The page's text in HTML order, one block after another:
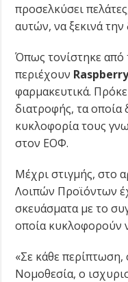
προσελκύσει
αυτών, να ξεκινά
Όπως τονίστηκε από
περιέχουν
φαρμακευτικά.
διατροφής, τα οποία
κυκλοφορία τους
στον ΕΟΦ.
Μέχρι στιγμής, στο
Λοιπών Προϊόντων
σκευάσματα με το
οποία κυκλοφορούν
«Σε κάθε
Νομοθεσία, ο